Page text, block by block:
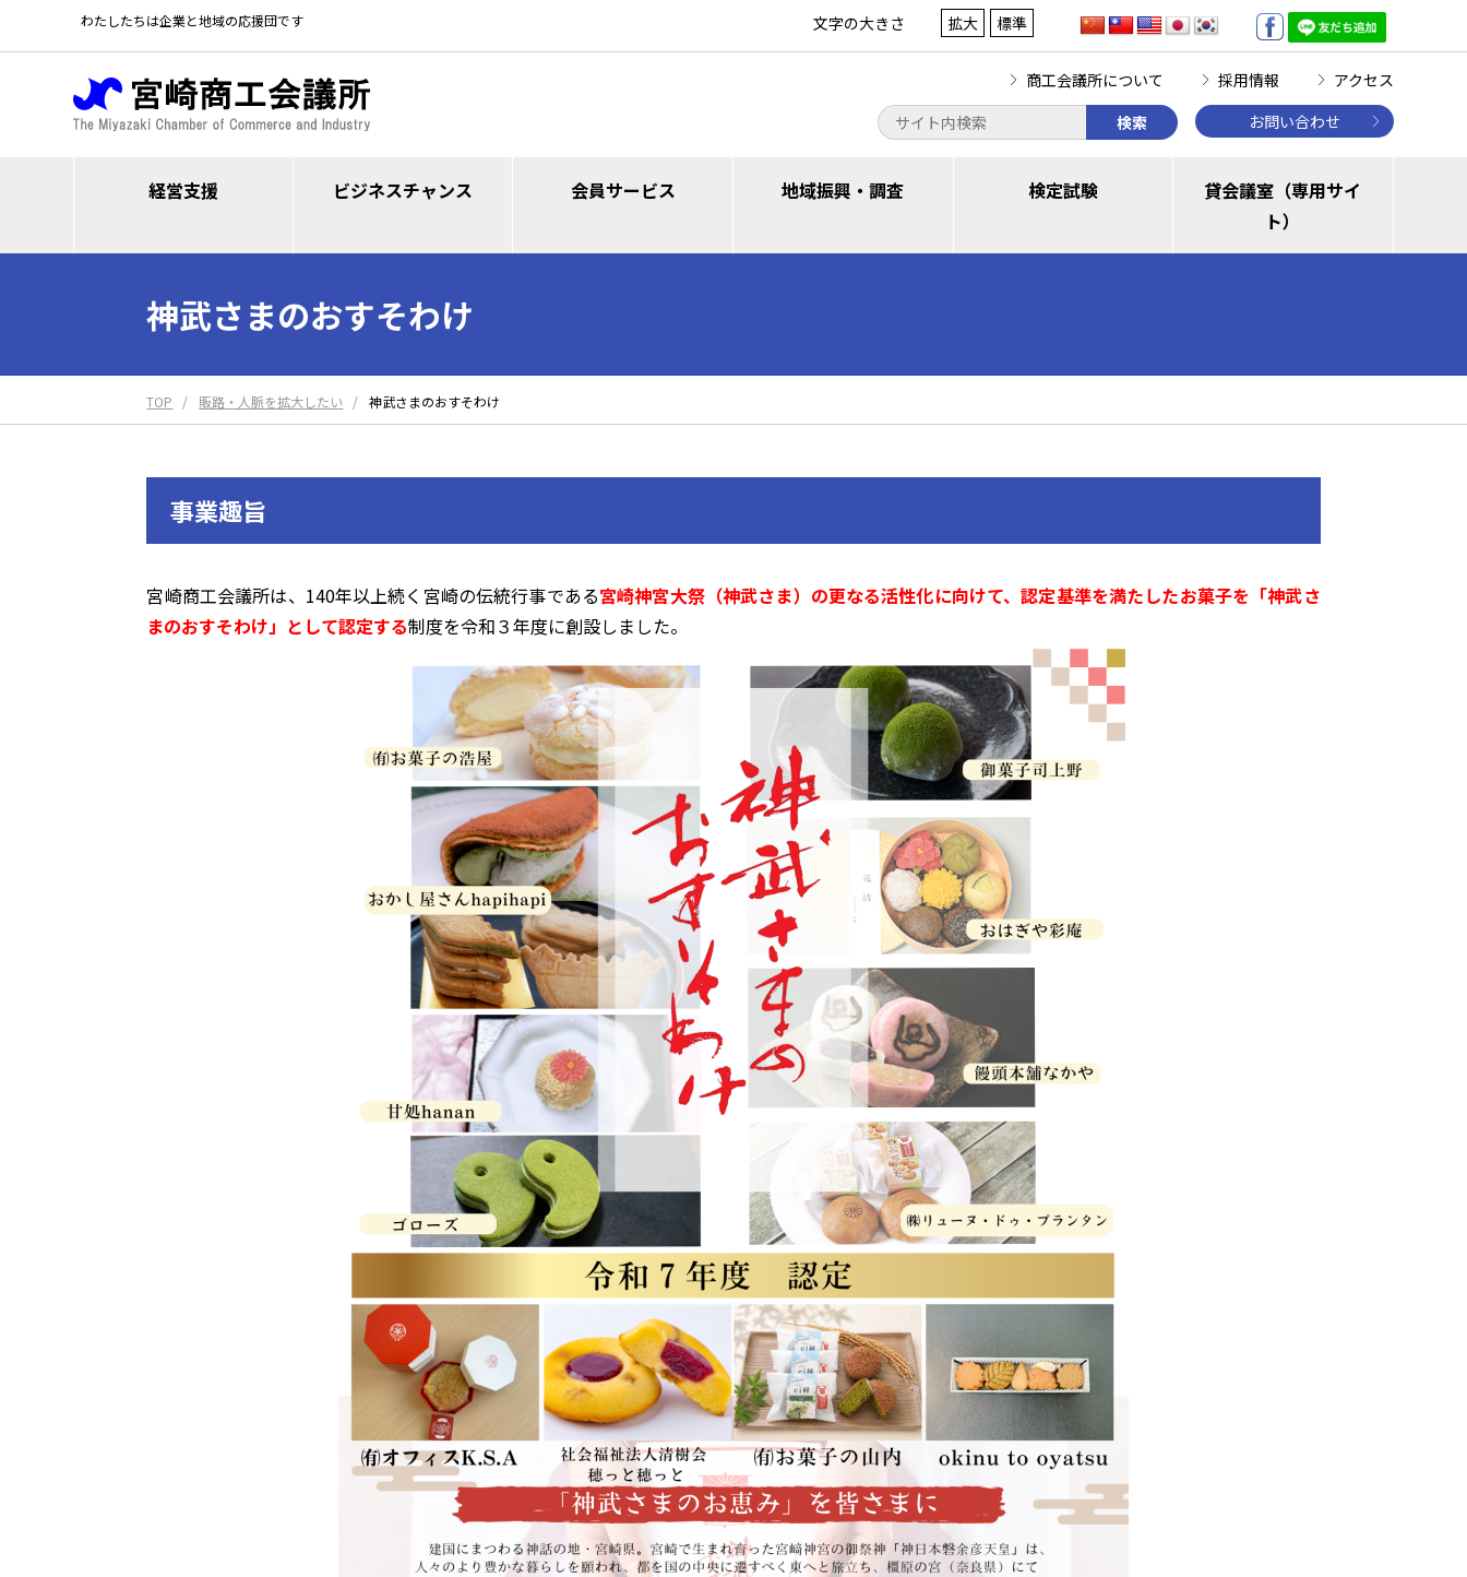
わたしたちは企業と地域の応援団です 文字の大きさ 拡大 標準
商工会議所について 採用情報
アクセス
検索
お問い合わせ
経営支援 ビジネスチャンス 会員サービス 地域振興・調査 検定試験
貸会議室（専用サイ
ト）
神武さまのおすそわけ
TOP 販路・人脈を拡大したい 神武さまのおすそわけ
事業趣旨
宮崎商工会議所は、140年以上続く宮崎の伝統行事である宮崎神宮大祭（神武さま）の更なる活性化に向けて、認定基準を満たしたお菓子を「神武さ
まのおすそわけ」として認定する制度を令和３年度に創設しました。